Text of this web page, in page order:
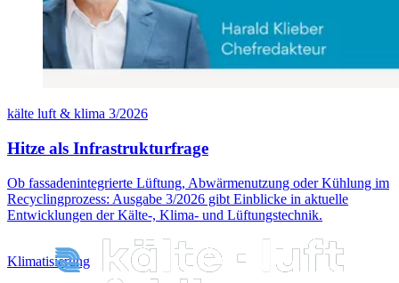
kälte luft & klima 3/2026
Hitze als Infrastrukturfrage
Ob fassadenintegrierte Lüftung, Abwärmenutzung oder Kühlung im
Recyclingprozess: Ausgabe 3/2026 gibt Einblicke in aktuelle
Entwicklungen der Kälte-, Klima- und Lüftungstechnik.
Klimatisierung